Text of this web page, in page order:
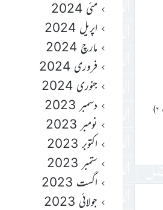
مئی 2024
اپریل 2024
مارچ 2024
فروری 2024
جنوری 2024
دسمبر 2023
نومبر 2023
اکتوبر 2023
ستمبر 2023
اگست 2023
جولائی 2023